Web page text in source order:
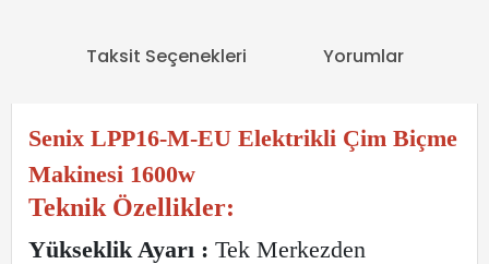
Taksit Seçenekleri Yorumlar
Senix LPP16-M-EU Elektrikli Çim Biçme
Makinesi 1600w
Teknik Özellikler:
Yükseklik Ayarı : Tek Merkezden